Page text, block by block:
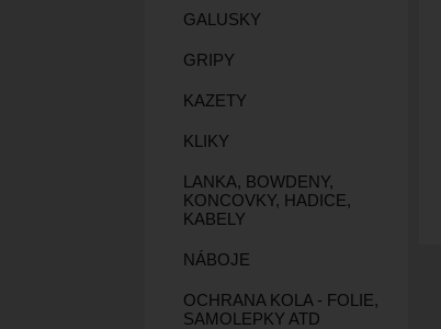
GALUSKY
GRIPY
KAZETY
KLIKY
LANKA, BOWDENY,
KONCOVKY, HADICE,
KABELY
NÁBOJE
OCHRANA KOLA - FOLIE,
SAMOLEPKY ATD